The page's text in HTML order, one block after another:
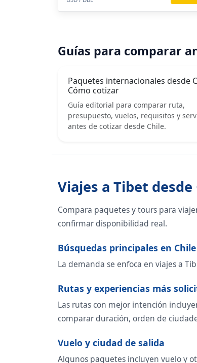
Guías para comparar
Paquetes internacionales desde
Cómo cotizar
Guía editorial para comparar ruta,
presupuesto, vuelos, requisitos y
antes de cotizar desde Chile.
Viajes a Tibet desde
Compara paquetes y tours para
confirmar disponibilidad real.
Búsquedas principales en Chile
La demanda se enfoca en viajes a
Rutas y experiencias más
Las rutas con mejor intención
comparar duración, orden de
Vuelo y ciudad de salida
Algunos paquetes incluyen vuelo y